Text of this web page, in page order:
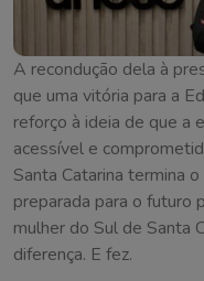
A recondução dela à
que uma vitória para a
reforço à ideia de que a
acessível e
Santa Catarina termina
preparada para o futuro
mulher do Sul de Santa
diferença. E fez.